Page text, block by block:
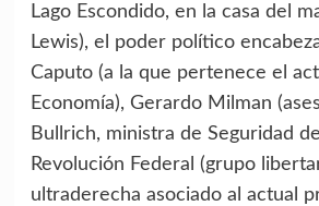
Lago Escondido, en la casa del
Lewis), el poder político
Caputo (a la que pertenece el
Economía), Gerardo Milman
Bullrich, ministra de Seguridad
Revolución Federal (grupo
ultraderecha asociado al actual